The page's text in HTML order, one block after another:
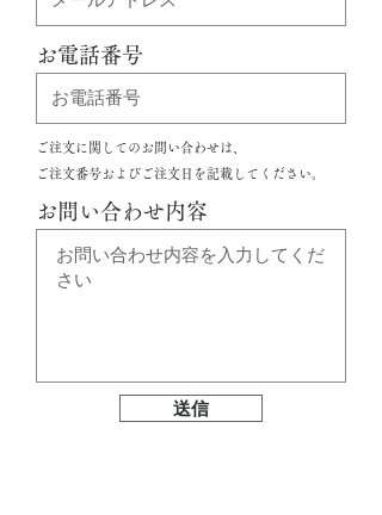
お電話番号
ご注文に関してのお問い合わせは、
ご注文番号およびご注文日を記載してください。
お問い合わせ内容
送信